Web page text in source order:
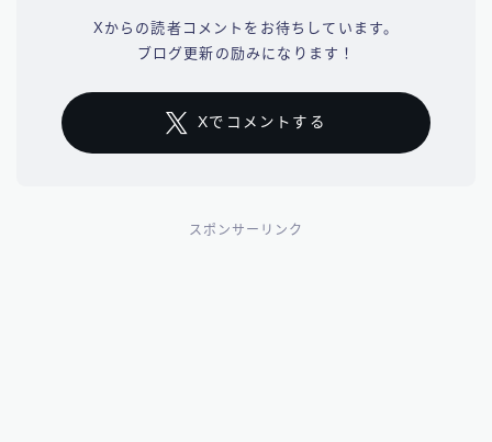
Xからの読者コメントをお待ちしています。
ブログ更新の励みになります！
Xでコメントする
スポンサーリンク